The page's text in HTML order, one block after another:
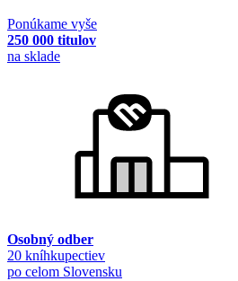
Ponúkame vyše
250 000 titulov
na sklade
Osobný odber
20 kníhkupectiev
po celom Slovensku